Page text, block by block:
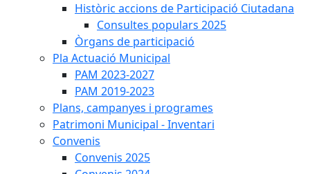
Històric accions de Participació Ciutadana
Consultes populars 2025
Òrgans de participació
Pla Actuació Municipal
PAM 2023-2027
PAM 2019-2023
Plans, campanyes i programes
Patrimoni Municipal - Inventari
Convenis
Convenis 2025